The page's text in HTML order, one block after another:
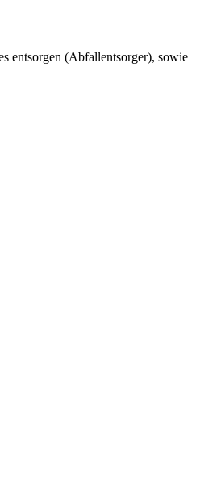
entsorgen (Abfallentsorger), sowie